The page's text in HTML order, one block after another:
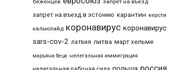
беженцев
запрет на въезд
запрет на въезд в эстонию карантин керсти
кальюлайд коронавирус коронавирус
sars-cov-2 латвия литва март хельме
марьяна беца нелегальная иммиграция